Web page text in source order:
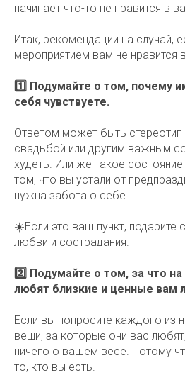
начинает что-то не нравится в
Итак, рекомендации на случай,
мероприятием вам не нравится
1️⃣ Подумайте о том, почему
себя чувствуете.
Ответом может быть стереотип
свадьбой или другим важным
худеть. Или же такое
том, что вы устали от
нужна забота о себе.
☀️Если это ваш пункт, подарите
любви и сострадания.
2️⃣ Подумайте о том, за что
любят близкие и ценные вам
Если вы попросите каждого из
вещи, за которые они вас
ничего о вашем весе. Потому
то, кто вы есть.